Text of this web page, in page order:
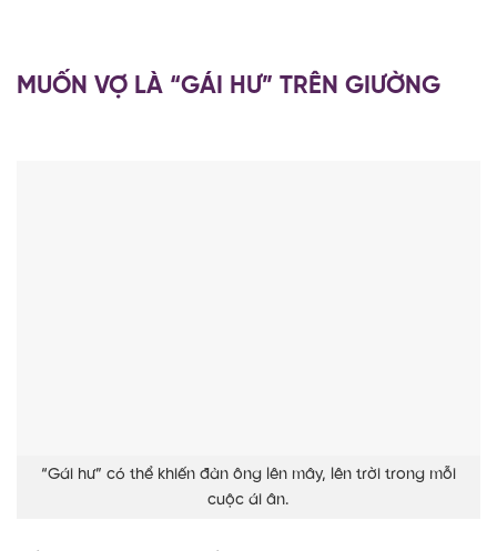
MUỐN VỢ LÀ “GÁI HƯ” TRÊN GIƯỜNG
“Gái hư” có thể khiến đàn ông lên mây, lên trời trong mỗi
cuộc ái ân.